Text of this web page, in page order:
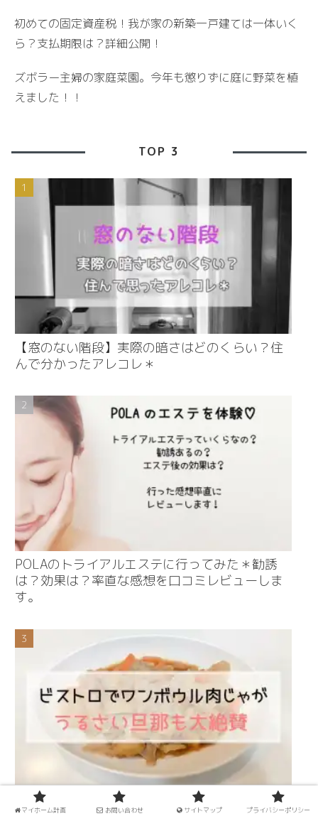
初めての固定資産税！我が家の新築一戸建ては一体いく
ら？支払期限は？詳細公開！
ズボラー主婦の家庭菜園。今年も懲りずに庭に野菜を植
えました！！
TOP 3
【窓のない階段】実際の暗さはどのくらい？住
んで分かったアレコレ＊
POLAのトライアルエステに行ってみた＊勧誘
は？効果は？率直な感想を口コミレビューしま
す。
パナソニックのビストロで肉じゃがづくり＊口
うるさい旦那も大絶賛♡
マイホーム計画 お問い合わせ サイトマップ プライバシーポリシー